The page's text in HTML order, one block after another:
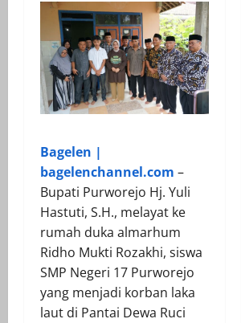
Bagelen |
bagelenchannel.com –
Bupati Purworejo Hj. Yuli
Hastuti, S.H., melayat ke
rumah duka almarhum
Ridho Mukti Rozakhi, siswa
SMP Negeri 17 Purworejo
yang menjadi korban laka
laut di Pantai Dewa Ruci